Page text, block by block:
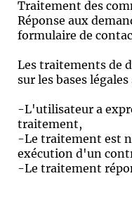
Traitement des
Réponse aux
formulaire de
Les traitements de
sur les bases
-L'utilisateur a
traitement,
-Le traitement est
exécution d'un
-Le traitement